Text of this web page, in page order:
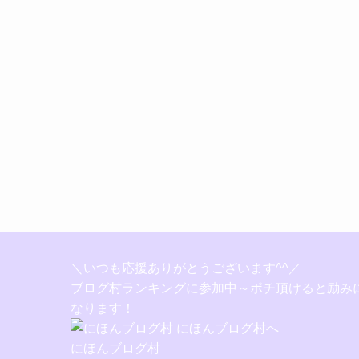
＼いつも応援ありがとうございます^^／
ブログ村ランキングに参加中～ポチ頂けると励み
なります！
にほんブログ村